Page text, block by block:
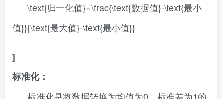
\text{归一化值}=\frac{\text{数据值}-\text{最小
值}}{\text{最大值}-\text{最小值}}
]
标准化：
标准化是将数据转换为均值为0，标准差为1的